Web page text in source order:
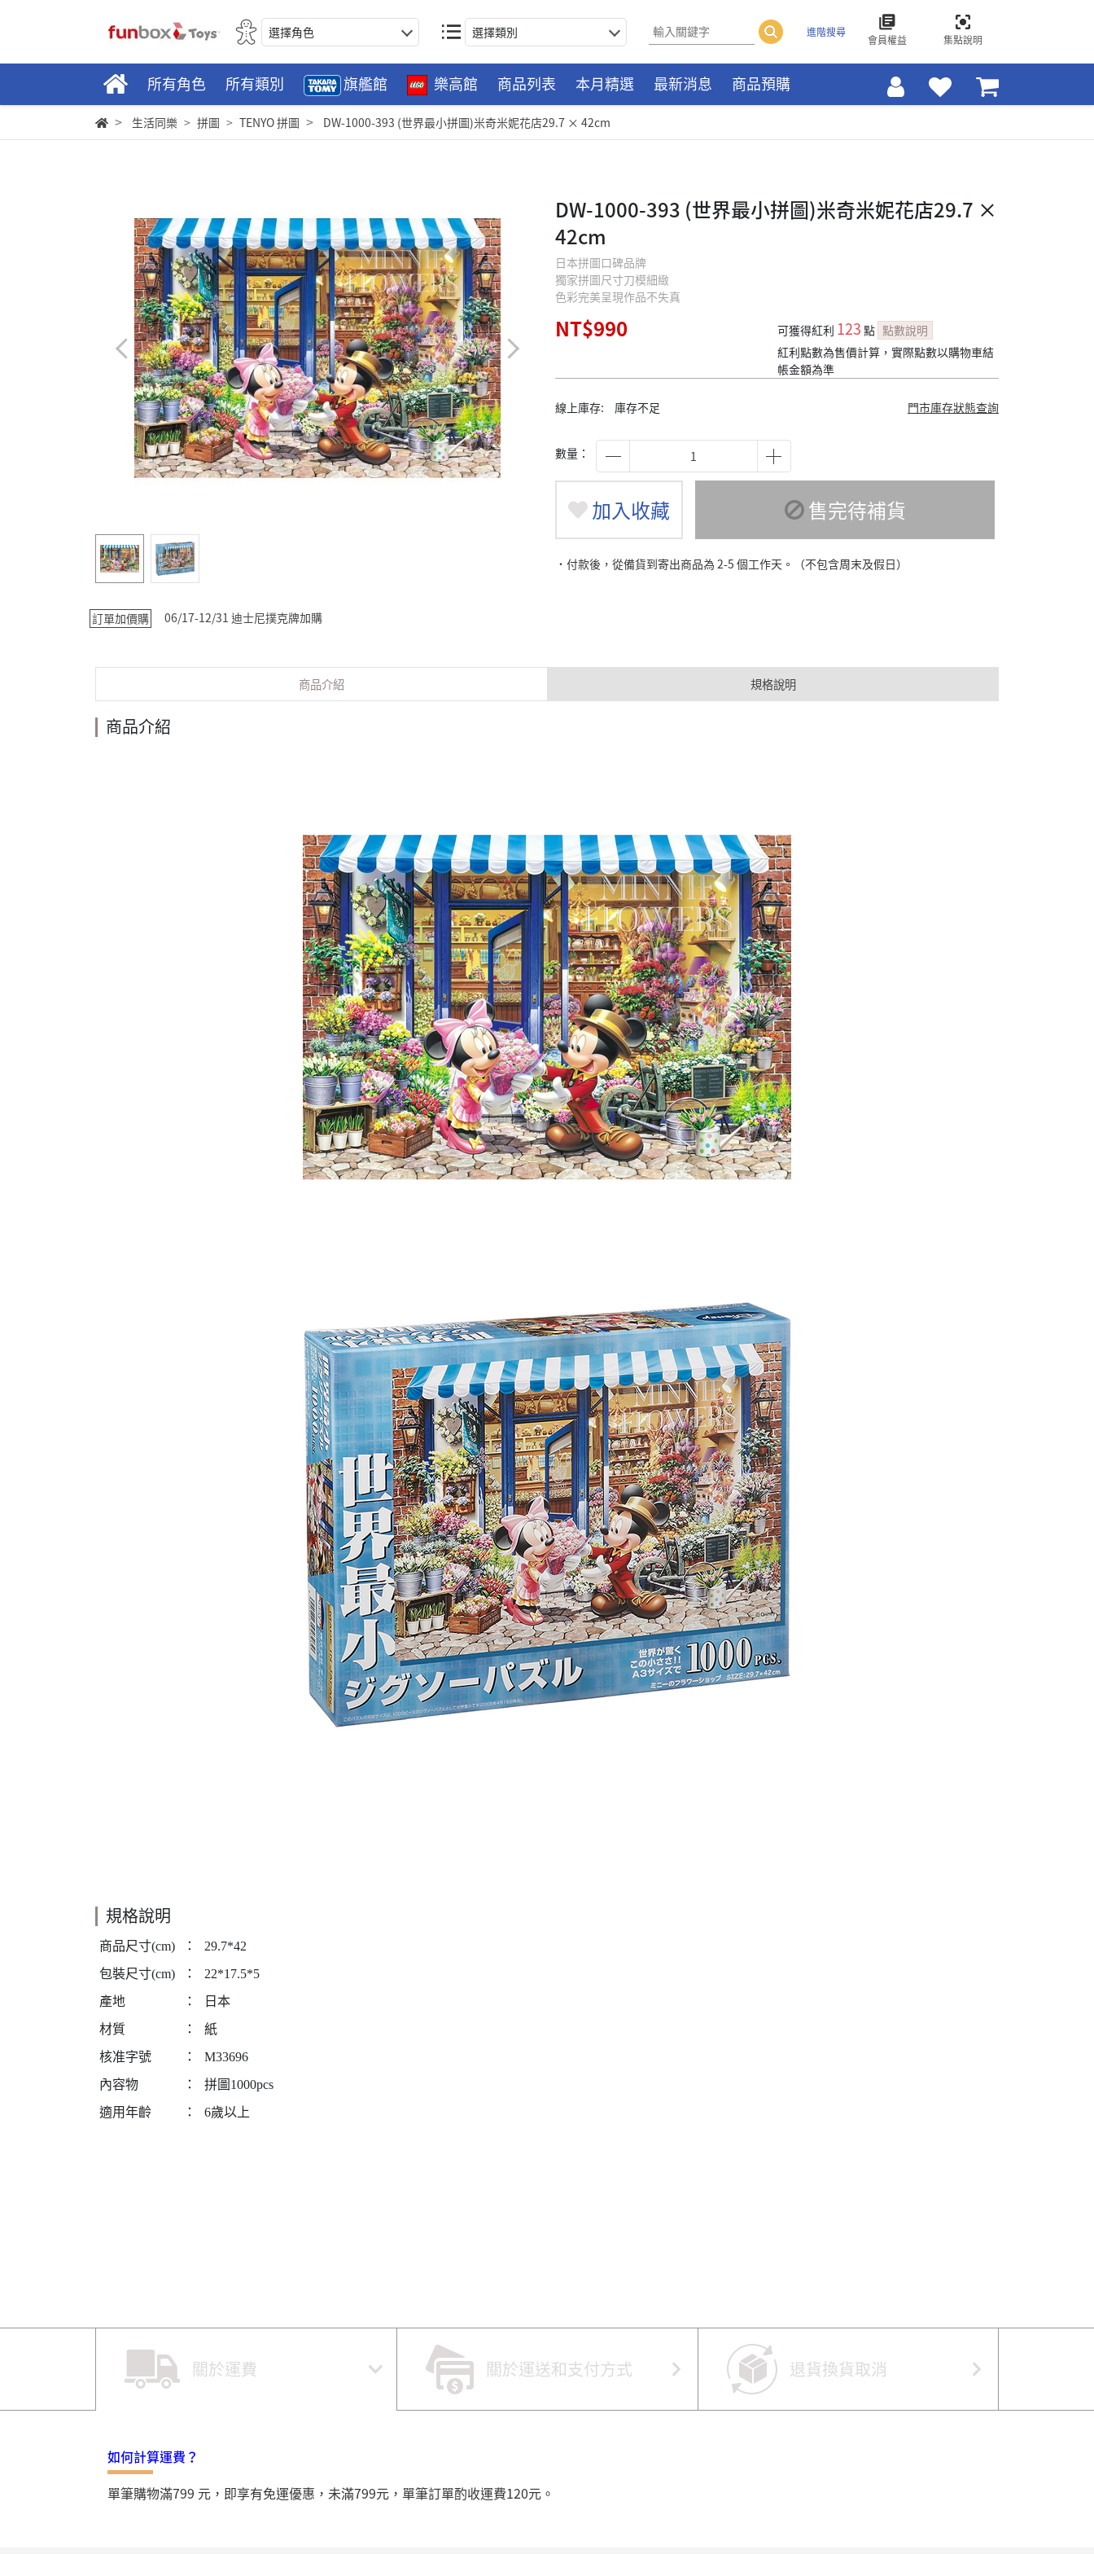
選擇角色 選擇類別 進階搜尋
會員權益 集點說明
所有角色 所有類別 旗艦館 樂高館 商品列表 本月精選 最新消息 商品預購
生活同樂 拼圖 TENYO 拼圖 DW-1000-393 (世界最小拼圖)米奇米妮花店29.7 × 42cm
DW-1000-393 (世界最小拼圖)米奇米妮花店29.7 ×
42cm
日本拼圖口碑品牌
獨家拼圖尺寸刀模細緻
色彩完美呈現作品不失真
NT$990 可獲得紅利 123 點 點數說明
紅利點數為售價計算，實際點數以購物車結
帳金額為準
線上庫存: 庫存不足 門市庫存狀態查詢
數量：
加入收藏 售完待補貨
˙付款後，從備貨到寄出商品為 2-5 個工作天。（不包含周末及假日）
訂單加價購 06/17-12/31 迪士尼撲克牌加購
商品介紹 規格說明
商品介紹
規格說明
商品尺寸(cm) ：
29.7*42
包裝尺寸(cm)
：
22*17.5*5
產地
：
日本
材質
：
紙
核准字號
：
M33696
內容物
：
拼圖1000pcs
適用年齡
： 6歲以上
關於運費 關於運送和支付方式 退貨換貨取消
如何計算運費？
單筆購物滿799 元，即享有免運優惠，未滿799元，單筆訂單酌收運費120元。